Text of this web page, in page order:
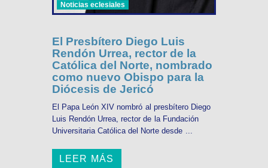
Noticias eclesiales
El Presbítero Diego Luis
Rendón Urrea, rector de la
Católica del Norte, nombrado
como nuevo Obispo para la
Diócesis de Jericó
El Papa León XIV nombró al presbítero Diego
Luis Rendón Urrea, rector de la Fundación
Universitaria Católica del Norte desde ...
LEER MÁS